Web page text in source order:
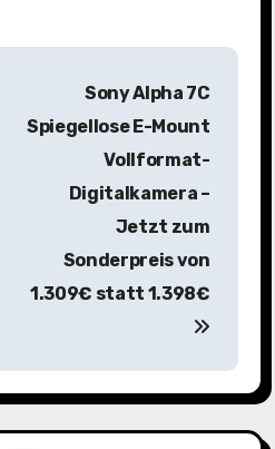
Sony Alpha 7C
Spiegellose E-Mount
Vollformat-
Digitalkamera –
Jetzt zum
Sonderpreis von
1.309€ statt 1.398€